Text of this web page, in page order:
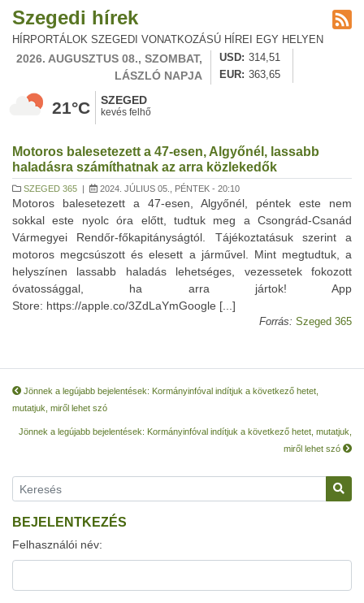
Szegedi hírek
HÍRPORTÁLOK SZEGEDI VONATKOZÁSÚ HÍREI EGY HELYEN
2026. AUGUSZTUS 08., SZOMBAT,
LÁSZLÓ NAPJA
USD
314,51
EUR
363,65
21°C SZEGED
kevés felhő
Motoros balesetezett a 47-esen, Algyőnél, lassabb
haladásra számíthatnak az arra közlekedők
SZEGED 365 | 2024. JÚLIUS 05., PÉNTEK - 20:10
Motoros balesetezett a 47-esen, Algyőnél, péntek este nem
sokkal este nyolc óra előtt, tudtuk meg a Csongrád-Csanád
Vármegyei Rendőr-főkapitányságtól. Tájékoztatásuk szerint a
motoros megcsúszott és elesett a járművel. Mint megtudtuk, a
helyszínen lassabb haladás lehetséges, vezessetek fokozott
óvatossággal, ha arra jártok! App
Store: https://apple.co/3ZdLaYmGoogle [...]
Forrás: Szeged 365
Jönnek a legújabb bejelentések: Kormányinfóval indítjuk a következő hetet,
mutatjuk, miről lehet szó
Jönnek a legújabb bejelentések: Kormányinfóval indítjuk a következő hetet, mutatjuk,
miről lehet szó
BEJELENTKEZÉS
Felhasználói név: